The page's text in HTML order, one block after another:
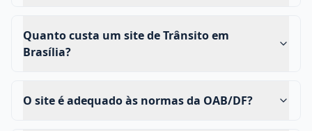
Quanto custa um site de Trânsito em
Brasília?
O site é adequado às normas da OAB/DF?